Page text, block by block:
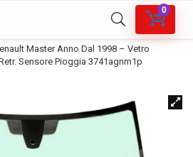
0
Master Anno Dal 1998 – Vetro
Sensore Pioggia 3741agnm1p